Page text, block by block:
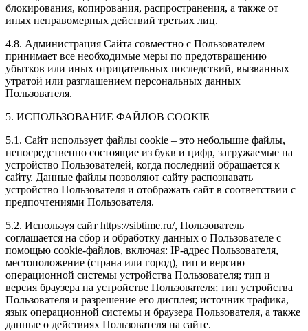
блокирования, копирования, распространения, а также от
иных неправомерных действий третьих лиц.
4.8. Администрация Сайта совместно с Пользователем
принимает все необходимые меры по предотвращению
убытков или иных отрицательных последствий, вызванных
утратой или разглашением персональных данных
Пользователя.
5. ИСПОЛЬЗОВАНИЕ ФАЙЛОВ COOKIE
5.1. Сайт использует файлы cookie – это небольшие файлы,
непосредственно состоящие из букв и цифр, загружаемые на
устройство Пользователей, когда последний обращается к
сайту. Данные файлы позволяют сайту распознавать
устройство Пользователя и отображать сайт в соответствии с
предпочтениями Пользователя.
5.2. Используя сайт https://sibtime.ru/, Пользователь
соглашается на сбор и обработку данных о Пользователе с
помощью cookie-файлов, включая: IP-адрес Пользователя,
местоположение (страна или город), тип и версию
операционной системы устройства Пользователя; тип и
версия браузера на устройстве Пользователя; тип устройства
Пользователя и разрешение его дисплея; источник трафика,
язык операционной системы и браузера Пользователя, а также
данные о действиях Пользователя на сайте.